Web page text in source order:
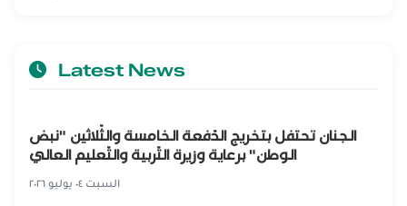
Latest News
الجنان تحتفل بتخريج الدّفعة الخامسة والثّلاثين "نبض
الوطن" برعاية وزيرة التّربية والتّعليم العالي
السبت ٠٤ يوليو ٢٠٢٦